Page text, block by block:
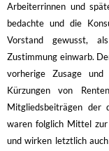
Arbeiterrinnen und
bedachte und die
Vorstand gewusst,
Zustimmung einwarb.
vorherige Zusage
Kürzungen von
Mitgliedsbeiträgen der
waren folglich Mittel
und wirken letztlich